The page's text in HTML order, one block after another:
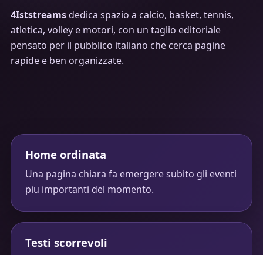
4Iststreamsdedica spazio a calcio, basket, tennis,
atletica, volley e motori, con un taglio editoriale
pensato per il pubblico italiano che cerca pagine
rapide e ben organizzate.
Home ordinata
Una pagina chiara fa emergere subito gli eventi
piu importanti del momento.
Testi scorrevoli